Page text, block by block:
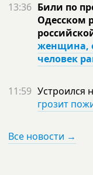
13:36 Били по
Одесском
женщина,
человек
11:59 Устроился
грозит
Все новости →